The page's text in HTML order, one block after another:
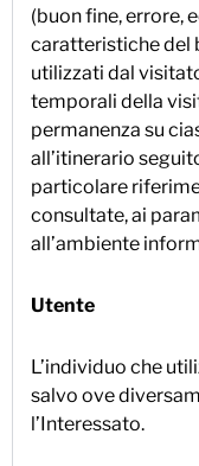
(buon fine, errore,
caratteristiche del
utilizzati dal
temporali della
permanenza su
all’itinerario
particolare
consultate, ai
all’ambiente
Utente
L’individuo che
salvo ove
l’Interessato.